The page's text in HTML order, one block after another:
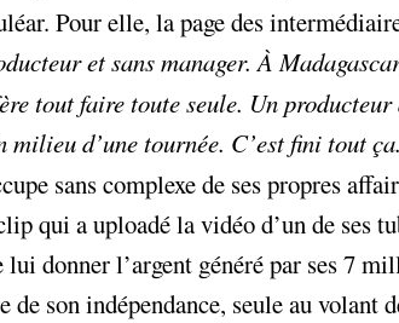
Pour elle, la page des
et sans manager. À
tout faire toute seule. Un producteur
milieu d’une tournée. C’est fini tout ça.
sans complexe de ses propres
qui a uploadé la vidéo d’un de ses
donner l’argent généré par ses 7
son indépendance, seule au volant